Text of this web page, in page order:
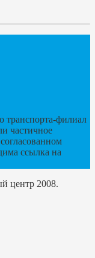
транспорта-филиал
частичное
ссылка на
центр 2008.